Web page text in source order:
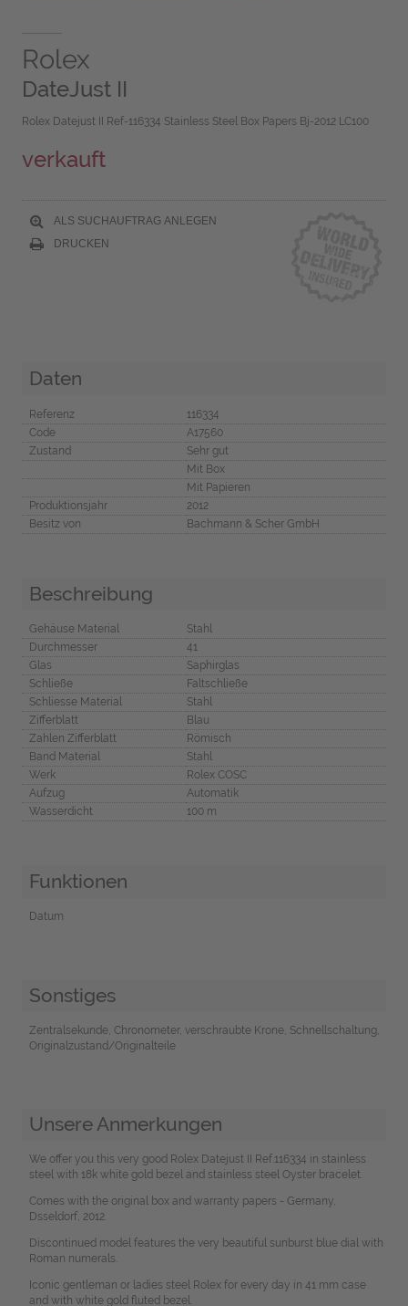
Rolex
DateJust II
Rolex Datejust II Ref-116334 Stainless Steel Box Papers Bj-2012 LC100
verkauft
ALS SUCHAUFTRAG ANLEGEN
DRUCKEN
Daten
Referenz
116334
Code
A17560
Zustand
Sehr gut
Mit Box
Mit Papieren
Produktionsjahr
2012
Besitz von
Bachmann & Scher GmbH
Beschreibung
Gehäuse Material
Stahl
Durchmesser
41
Glas
Saphirglas
Schließe
Faltschließe
Schliesse Material
Stahl
Zifferblatt
Blau
Zahlen Zifferblatt
Römisch
Band Material
Stahl
Werk
Rolex COSC
Aufzug
Automatik
Wasserdicht
100 m
Funktionen
Datum
Sonstiges
Zentralsekunde, Chronometer, verschraubte Krone, Schnellschaltung,
Originalzustand/Originalteile
Unsere Anmerkungen
We offer you this very good Rolex Datejust II Ref.116334 in stainless
steel with 18k white gold bezel and stainless steel Oyster bracelet.
Comes with the original box and warranty papers - Germany,
Dsseldorf, 2012.
Discontinued model features the very beautiful sunburst blue dial with
Roman numerals.
Iconic gentleman or ladies steel Rolex for every day in 41 mm case
and with white gold fluted bezel.